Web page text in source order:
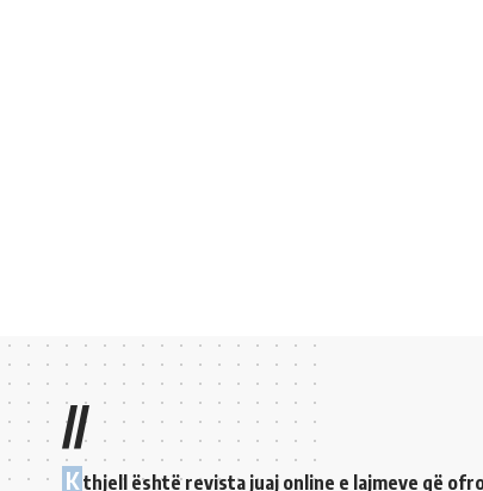
//
K thjell është revista juaj online e lajmeve që